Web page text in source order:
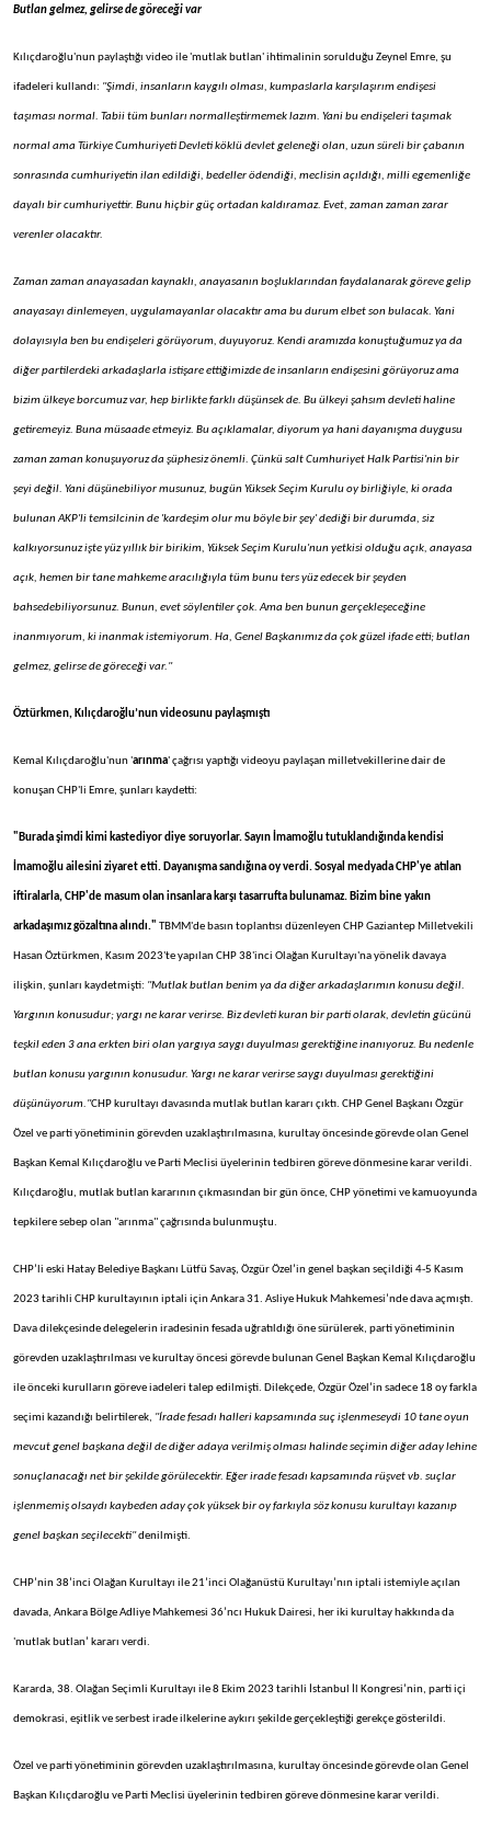
Butlan gelmez, gelirse de göreceği var
Kılıçdaroğlu'nun paylaştığı video ile 'mutlak butlan' ihtimalinin sorulduğu Zeynel Emre, şu
ifadeleri kullandı: "Şimdi, insanların kaygılı olması, kumpaslarla karşılaşırım endişesi
taşıması normal. Tabii tüm bunları normalleştirmemek lazım. Yani bu endişeleri taşımak
normal ama Türkiye Cumhuriyeti Devleti köklü devlet geleneği olan, uzun süreli bir çabanın
sonrasında cumhuriyetin ilan edildiği, bedeller ödendiği, meclisin açıldığı, milli egemenliğe
dayalı bir cumhuriyettir. Bunu hiçbir güç ortadan kaldıramaz. Evet, zaman zaman zarar
verenler olacaktır.
Zaman zaman anayasadan kaynaklı, anayasanın boşluklarından faydalanarak göreve gelip
anayasayı dinlemeyen, uygulamayanlar olacaktır ama bu durum elbet son bulacak. Yani
dolayısıyla ben bu endişeleri görüyorum, duyuyoruz. Kendi aramızda konuştuğumuz ya da
diğer partilerdeki arkadaşlarla istişare ettiğimizde de insanların endişesini görüyoruz ama
bizim ülkeye borcumuz var, hep birlikte farklı düşünsek de. Bu ülkeyi şahsım devleti haline
getiremeyiz. Buna müsaade etmeyiz. Bu açıklamalar, diyorum ya hani dayanışma duygusu
zaman zaman konuşuyoruz da şüphesiz önemli. Çünkü salt Cumhuriyet Halk Partisi'nin bir
şeyi değil. Yani düşünebiliyor musunuz, bugün Yüksek Seçim Kurulu oy birliğiyle, ki orada
bulunan AKP'li temsilcinin de 'kardeşim olur mu böyle bir şey' dediği bir durumda, siz
kalkıyorsunuz işte yüz yıllık bir birikim, Yüksek Seçim Kurulu'nun yetkisi olduğu açık, anayasa
açık, hemen bir tane mahkeme aracılığıyla tüm bunu ters yüz edecek bir şeyden
bahsedebiliyorsunuz. Bunun, evet söylentiler çok. Ama ben bunun gerçekleşeceğine
inanmıyorum, ki inanmak istemiyorum. Ha, Genel Başkanımız da çok güzel ifade etti; butlan
gelmez, gelirse de göreceği var."
Öztürkmen, Kılıçdaroğlu’nun videosunu paylaşmıştı
Kemal Kılıçdaroğlu'nun 'arınma' çağrısı yaptığı videoyu paylaşan milletvekillerine dair de
konuşan CHP'li Emre, şunları kaydetti:
"Burada şimdi kimi kastediyor diye soruyorlar. Sayın İmamoğlu tutuklandığında kendisi
İmamoğlu ailesini ziyaret etti. Dayanışma sandığına oy verdi. Sosyal medyada CHP'ye atılan
iftiralarla, CHP'de masum olan insanlara karşı tasarrufta bulunamaz. Bizim bine yakın
arkadaşımız gözaltına alındı." TBMM'de basın toplantısı düzenleyen CHP Gaziantep Milletvekili
Hasan Öztürkmen, Kasım 2023'te yapılan CHP 38'inci Olağan Kurultayı'na yönelik davaya
ilişkin, şunları kaydetmişti: "Mutlak butlan benim ya da diğer arkadaşlarımın konusu değil.
Yargının konusudur; yargı ne karar verirse. Biz devleti kuran bir parti olarak, devletin gücünü
teşkil eden 3 ana erkten biri olan yargıya saygı duyulması gerektiğine inanıyoruz. Bu nedenle
butlan konusu yargının konusudur. Yargı ne karar verirse saygı duyulması gerektiğini
düşünüyorum."CHP kurultayı davasında mutlak butlan kararı çıktı. CHP Genel Başkanı Özgür
Özel ve parti yönetiminin görevden uzaklaştırılmasına, kurultay öncesinde görevde olan Genel
Başkan Kemal Kılıçdaroğlu ve Parti Meclisi üyelerinin tedbiren göreve dönmesine karar verildi.
Kılıçdaroğlu, mutlak butlan kararının çıkmasından bir gün önce, CHP yönetimi ve kamuoyunda
tepkilere sebep olan "arınma" çağrısında bulunmuştu.
CHP’li eski Hatay Belediye Başkanı Lütfü Savaş, Özgür Özel’in genel başkan seçildiği 4-5 Kasım
2023 tarihli CHP kurultayının iptali için Ankara 31. Asliye Hukuk Mahkemesi’nde dava açmıştı.
Dava dilekçesinde delegelerin iradesinin fesada uğratıldığı öne sürülerek, parti yönetiminin
görevden uzaklaştırılması ve kurultay öncesi görevde bulunan Genel Başkan Kemal Kılıçdaroğlu
ile önceki kurulların göreve iadeleri talep edilmişti. Dilekçede, Özgür Özel’in sadece 18 oy farkla
seçimi kazandığı belirtilerek, "İrade fesadı halleri kapsamında suç işlenmeseydi 10 tane oyun
mevcut genel başkana değil de diğer adaya verilmiş olması halinde seçimin diğer aday lehine
sonuçlanacağı net bir şekilde görülecektir. Eğer irade fesadı kapsamında rüşvet vb. suçlar
işlenmemiş olsaydı kaybeden aday çok yüksek bir oy farkıyla söz konusu kurultayı kazanıp
genel başkan seçilecekti"denilmişti.
CHP’nin 38’inci Olağan Kurultayı ile 21’inci Olağanüstü Kurultayı’nın iptali istemiyle açılan
davada, Ankara Bölge Adliye Mahkemesi 36’ncı Hukuk Dairesi, her iki kurultay hakkında da
'mutlak butlan’ kararı verdi.
Kararda, 38. Olağan Seçimli Kurultayı ile 8 Ekim 2023 tarihli İstanbul İl Kongresi’nin, parti içi
demokrasi, eşitlik ve serbest irade ilkelerine aykırı şekilde gerçekleştiği gerekçe gösterildi.
Özel ve parti yönetiminin görevden uzaklaştırılmasına, kurultay öncesinde görevde olan Genel
Başkan Kılıçdaroğlu ve Parti Meclisi üyelerinin tedbiren göreve dönmesine karar verildi.